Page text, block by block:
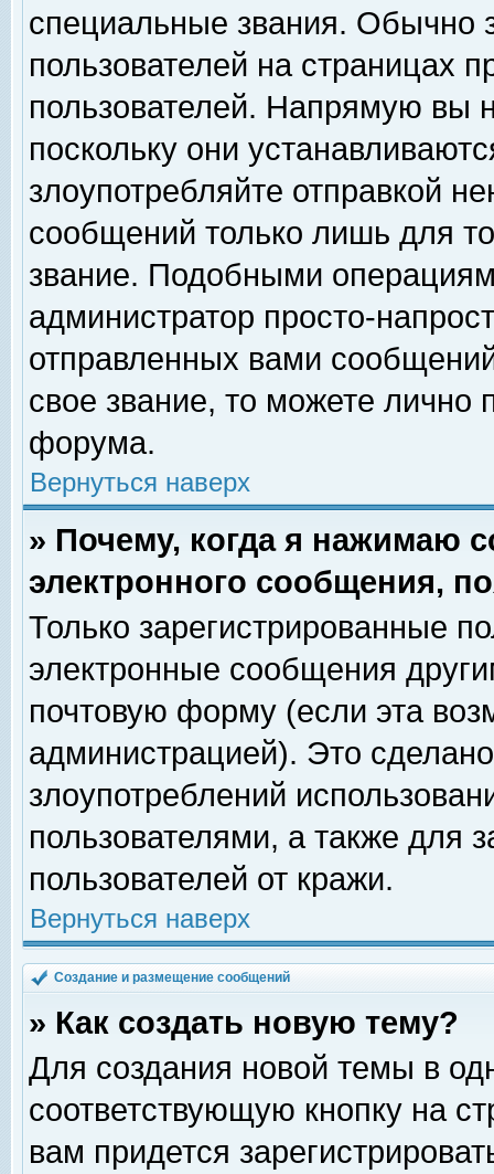
специальные звания. Обычно
пользователей на страницах
пользователей. Напрямую вы
поскольку они
злоупотребляйте отправкой
сообщений только лишь для
звание. Подобными
администратор просто-
отправленных вами
свое звание, то можете лично
форума.
Вернуться наверх
» Почему, когда я нажимаю
электронного сообщения,
Только зарегистрированные
электронные сообщения
почтовую форму (если эта
администрацией). Это
злоупотреблений
пользователями, а также для
пользователей от кражи.
Вернуться наверх
Создание и размещение сообщений
» Как создать новую тему?
Для создания новой темы в
соответствующую кнопку на
вам придется